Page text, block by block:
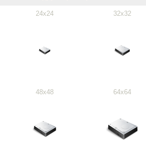
24x24 32x32
48x48 64x64